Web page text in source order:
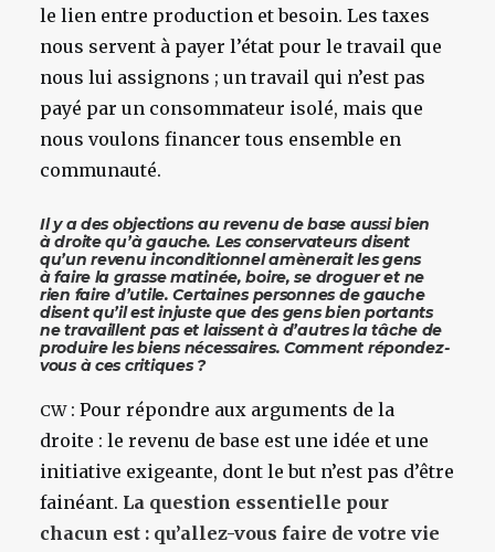
le lien entre production et besoin. Les taxes
nous servent à payer l’état pour le travail que
nous lui assignons ; un travail qui n’est pas
payé par un consommateur isolé, mais que
nous voulons financer tous ensemble en
communauté.
Il y a des objections au revenu de base aussi bien
à droite qu’à gauche. Les conservateurs disent
qu’un revenu inconditionnel amènerait les gens
à faire la grasse matinée, boire, se droguer et ne
rien faire d’utile. Certaines personnes de gauche
disent qu’il est injuste que des gens bien portants
ne travaillent pas et laissent à d’autres la tâche de
produire les biens nécessaires. Comment répondez-
vous à ces critiques ?
CW: Pour répondre aux arguments de la
droite : le revenu de base est une idée et une
initiative exigeante, dont le but n’est pas d’être
fainéant. La question essentielle pour
chacun est : qu’allez-vous faire de votre vie